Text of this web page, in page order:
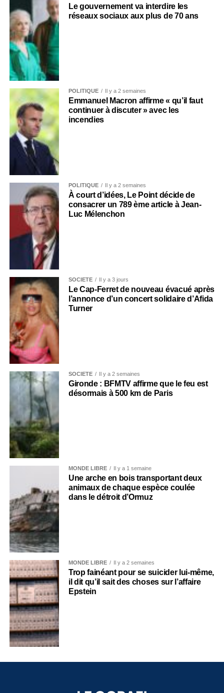
Le gouvernement va interdire les
réseaux sociaux aux plus de 70 ans
POLITIQUE Il y a 2 semaines
Emmanuel Macron affirme « qu’il faut
continuer à discuter » avec les
incendies
POLITIQUE Il y a 2 semaines
À court d’idées, Le Point décide de
consacrer un 789 ème article à Jean-
Luc Mélenchon
SOCIÉTÉ Il y a 3 jours
Le Cap-Ferret de nouveau évacué après
l’annonce d’un concert solidaire d’Afida
Turner
SOCIÉTÉ Il y a 2 semaines
Gironde : BFMTV affirme que le feu est
désormais à 500 km de Paris
MONDE LIBRE Il y a 1 semaine
Une arche en bois transportant deux
animaux de chaque espèce coulée
dans le détroit d’Ormuz
MONDE LIBRE Il y a 2 semaines
Trop fainéant pour se suicider lui-même,
il dit qu’il sait des choses sur l’affaire
Epstein